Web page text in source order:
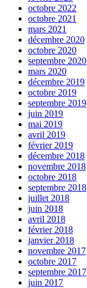
octobre 2022
octobre 2021
mars 2021
décembre 2020
octobre 2020
septembre 2020
mars 2020
décembre 2019
octobre 2019
septembre 2019
juin 2019
mai 2019
avril 2019
février 2019
décembre 2018
novembre 2018
octobre 2018
septembre 2018
juillet 2018
juin 2018
avril 2018
février 2018
janvier 2018
novembre 2017
octobre 2017
septembre 2017
juin 2017